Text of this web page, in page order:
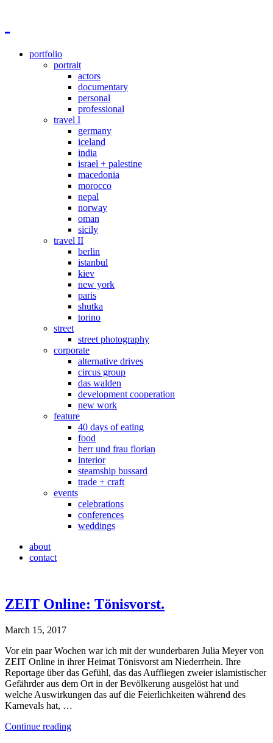
portfolio
portrait
actors
documentary
personal
professional
travel I
germany
iceland
india
israel + palestine
macedonia
morocco
nepal
norway
oman
sicily
travel II
berlin
istanbul
kiev
new york
paris
shutka
torino
street
street photography
corporate
alternative drives
circus group
das walden
development cooperation
new work
feature
40 days of eating
food
herr und frau florian
interior
steamship bussard
trade + craft
events
celebrations
conferences
weddings
about
contact
ZEIT Online: Tönisvorst.
March 15, 2017
Vor ein paar Wochen war ich mit der wunderbaren Julia Meyer von
ZEIT Online in ihrer Heimat Tönisvorst am Niederrhein. Ihre
Reportage über das Gefühl, das das Auffliegen zweier islamistischer
Gefährder aus dem Ort in der Bevölkerung ausgelöst hat und
welche Auswirkungen das auf die Feierlichkeiten während des
Karnevals hat, …
Continue reading